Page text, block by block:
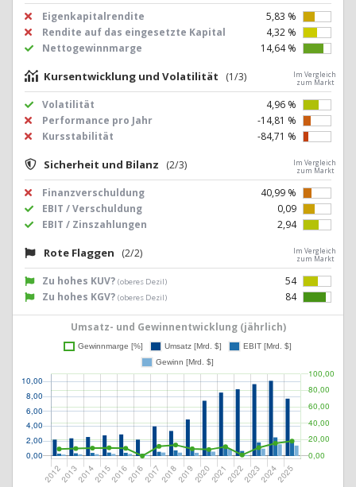
Eigenkapitalrendite
5,83 %
Rendite auf das eingesetzte Kapital
4,32 %
Nettogewinnmarge
14,64 %
Kursentwicklung und Volatilität (1/3)
Im Vergleich
zum Markt
Volatilität
4,96 %
Performance pro Jahr
-14,81 %
Kursstabilität
-84,71 %
Sicherheit und Bilanz (2/3)
Im Vergleich
zum Markt
Finanzverschuldung
40,99 %
EBIT / Verschuldung
0,09
EBIT / Zinszahlungen
2,94
Rote Flaggen (2/2)
Im Vergleich
zum Markt
Zu hohes KUV? (oberes Dezil)
54
Zu hohes KGV? (oberes Dezil) 84
Umsatz- und Gewinnentwicklung (jährlich)